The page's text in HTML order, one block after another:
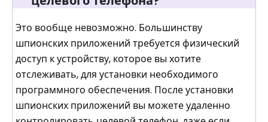
Это вообще невозможно. Большинству
шпионских приложений требуется физический
доступ к устройству, которое вы хотите
отслеживать, для установки необходимого
программного обеспечения. После установки
шпионских приложений вы можете удаленно